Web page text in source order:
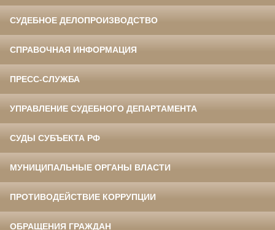
СУДЕБНОЕ ДЕЛОПРОИЗВОДСТВО
СПРАВОЧНАЯ ИНФОРМАЦИЯ
ПРЕСС-СЛУЖБА
УПРАВЛЕНИЕ СУДЕБНОГО ДЕПАРТАМЕНТА
СУДЫ СУБЪЕКТА РФ
МУНИЦИПАЛЬНЫЕ ОРГАНЫ ВЛАСТИ
ПРОТИВОДЕЙСТВИЕ КОРРУПЦИИ
ОБРАЩЕНИЯ ГРАЖДАН